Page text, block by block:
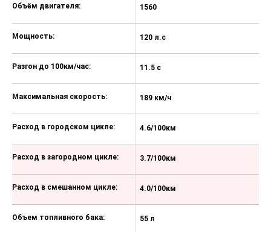
Передняя подушка безопасности
Передние боковые подушки
безопасности
Боковые шторки безопасности
передние и задние
Металлическая защита двигателя
(картера)
3 крепления ISOFIX трехточечных
для детского кресла (3 сзади)
Рулевое колесо с регулировкой по
Круиз контроль с ограничителем
Объём двигателя:
Мощность:
Разгон до 100км/час:
Максимальная скорость:
Расход в городском цикле:
Расход в загородном цикле:
Расход в смешанном цикле:
Объем топливного бака:
1560
120 л.с
11.5 с
189 км/ч
4.6/100км
3.7/100км
4.0/100км
55 л